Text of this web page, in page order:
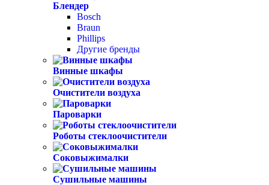
Блендер
Bosch
Braun
Phillips
Другие бренды
Винные шкафы
Очистители воздуха
Пароварки
Роботы стеклоочистители
Соковыжималки
Сушильные машины